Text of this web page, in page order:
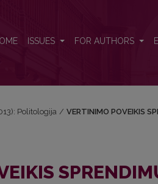
ISSUES FOR AUTHORS
Politologija / VERTINIMO POVEIKIS